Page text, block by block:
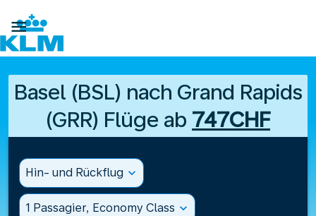

Basel (BSL) nach Grand Rapids
(GRR) Flüge ab 747CHF
Hin- und Rückflug expand_more
1 Passagier, Economy Class expand_more